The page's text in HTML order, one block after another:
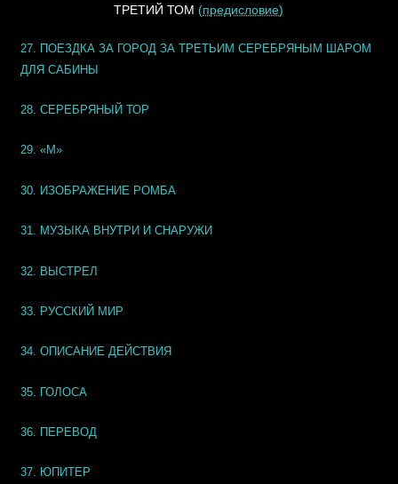
ТРЕТИЙ ТОМ (предисловие)
27. ПОЕЗДКА ЗА ГОРОД ЗА ТРЕТЬИМ СЕРЕБРЯНЫМ ШАРОМ
ДЛЯ САБИНЫ
28. СЕРЕБРЯНЫЙ ТОР
29. «М»
30. ИЗОБРАЖЕНИЕ РОМБА
31. МУЗЫКА ВНУТРИ И СНАРУЖИ
32. ВЫСТРЕЛ
33. РУССКИЙ МИР
34. ОПИСАНИЕ ДЕЙСТВИЯ
35. ГОЛОСА
36. ПЕРЕВОД
37. ЮПИТЕР